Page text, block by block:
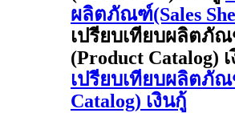
ผลิตภัณฑ์(Sales
เปรียบเทียบผลิตภั
(Product Catalog)
เปรียบเทียบผลิตภั
Catalog) เงินกู้